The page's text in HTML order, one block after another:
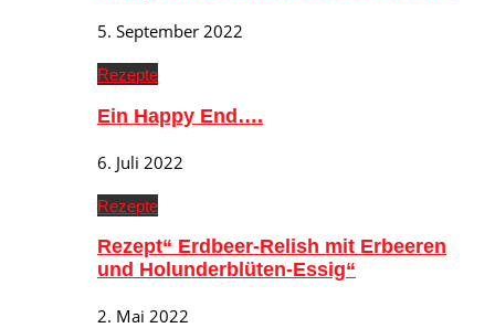
5. September 2022
Rezepte
Ein Happy End….
6. Juli 2022
Rezepte
Rezept“ Erdbeer-Relish mit Erbeeren
und Holunderblüten-Essig“
2. Mai 2022